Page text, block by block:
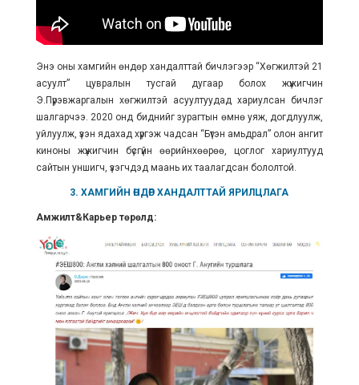
Энэ оны хамгийн өндөр хандалттай бичлэгээр “Хөгжилтэй 21
асуулт” цувралын тусгай дугаар болох жүжигчин
Э.Пүрэвжаргалын хөгжилтэй асуултуудад хариулсан бичлэг
шалгарчээ. 2020 онд биднийг зурагтын өмнө уяж, догдлуулж,
уйлуулж, үзэн ядахад хүргэж чадсан “Бүтэн амьдрал” олон ангит
киноны жүжигчин бүсгүйн өөрийнхөөрөө, цоглог хариултууд
сайтын уншигч, үзэгчдэд маань их таалагдсан бололтой.
3. ХАМГИЙН ӨНДӨР ХАНДАЛТТАЙ ЯРИЛЦЛАГА
Амжилт&Карьер төрөлд: